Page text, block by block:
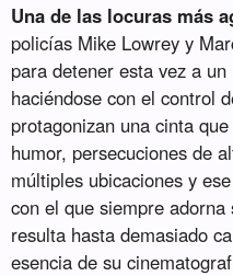
Una de las locuras más
policías Mike Lowrey y
para detener esta vez a
haciéndose con el control
protagonizan una cinta
humor, persecuciones de
múltiples ubicaciones y
con el que siempre
resulta hasta demasiado
esencia de su